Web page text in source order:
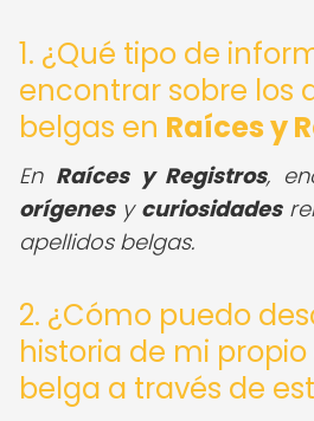
1. ¿Qué tipo de
encontrar sobre los
belgas en Raíces y
En Raíces y Registros,
orígenesy curiosidades
apellidos belgas.
2. ¿Cómo puedo
historia de mi
belga a través de